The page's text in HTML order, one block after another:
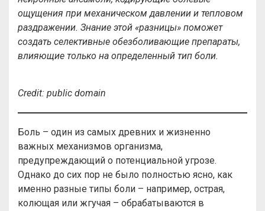
ощущения при механическом давлении и тепловом
раздражении. Знание этой «разницы» поможет
создать селективные обезболивающие препараты,
влияющие только на определенный тип боли.
Credit: public domain
Боль – один из самых древних и жизненно
важных механизмов организма,
предупреждающий о потенциальной угрозе.
Однако до сих пор не было полностью ясно, как
именно разные типы боли – например, острая,
колющая или жгучая – обрабатываются в